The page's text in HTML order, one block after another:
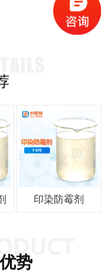
印染防霉剂
势